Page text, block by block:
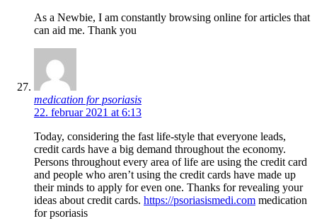
As a Newbie, I am constantly browsing online for articles that
can aid me. Thank you
medication for psoriasis
22. februar 2021 at 6:13
Today, considering the fast life-style that everyone leads,
credit cards have a big demand throughout the economy.
Persons throughout every area of life are using the credit card
and people who aren’t using the credit cards have made up
their minds to apply for even one. Thanks for revealing your
ideas about credit cards. https://psoriasismedi.com medication
for psoriasis